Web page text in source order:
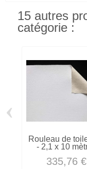
15 autres
catégorie :
Rouleau de
- 2,1 x 10
335,76 €
‹